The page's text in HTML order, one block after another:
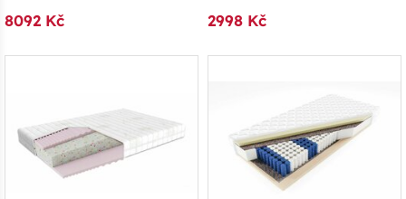
8092 Kč 2998 Kč